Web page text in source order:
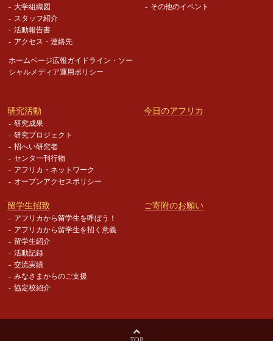
大学組織図
スタッフ紹介
活動報告書
アクセス・連絡先
ホームページ広報ガイドライン・ ソー
シャルメディア運用ポリシー
その他のイベント
研究活動
研究成果
研究プロジェクト
招へい研究者
センター刊行物
アフリカ・ネットワーク
オープンアクセスポリシー
今日のアフリカ
留学生招致
アフリカから留学生を呼ぼう！
アフリカから留学生を招く意義
留学生紹介
活動記録
交流実績
みなさまからのご支援
協定校紹介
ご寄附のお願い